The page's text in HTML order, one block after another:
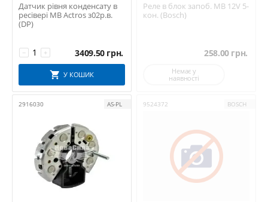
Датчик рівня конденсату в
ресівері MB Actros з02р.в.
(DP)
+
− 3409.50 грн.
У КОШИК
Реле в блок запоб. MB 12V 5-
кон. (Bosch)
258.00 грн.
Немає у
наявності
2916030 AS-PL 9524372 BOSCH